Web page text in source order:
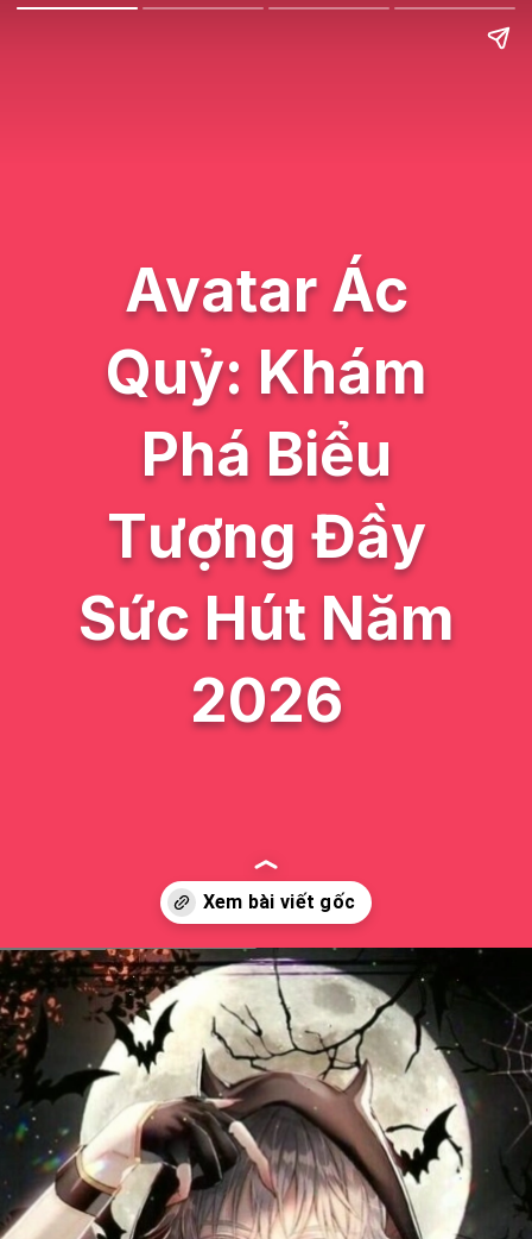
Avatar Ác
Quỷ: Khám
Phá Biểu
Tượng Đầy
Sức Hút Năm
2026
Đang mở https://issiloo.edu.vn/avatar-ac-quy